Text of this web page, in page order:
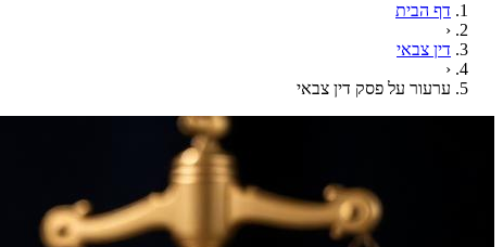
דף הבית
‹
דין צבאי
‹
ערעור על פסק דין צבאי